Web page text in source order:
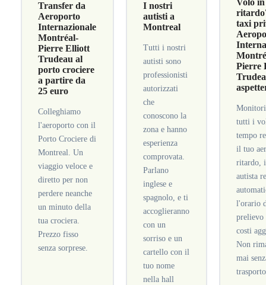
Transfer da
Aeroporto
Internazionale
Montréal-
Pierre Elliott
Trudeau al
porto crociere
a partire da
25 euro
Colleghiamo
l'aeroporto con il
Porto Crociere di
Montreal. Un
viaggio veloce e
diretto per non
perdere neanche
un minuto della
tua crociera.
Prezzo fisso
senza sorprese.
I nostri
autisti a
Montreal
Tutti i nostri
autisti sono
professionisti
autorizzati
che
conoscono la
zona e hanno
esperienza
comprovata.
Parlano
inglese e
spagnolo, e ti
accoglieranno
con un
sorriso e un
cartello con il
tuo nome
nella hall
Volo in
taxi
Pierre
tutti i
tempo
il tuo
ritardo,
autista
l'orario
prelievo
costi
Non
mai